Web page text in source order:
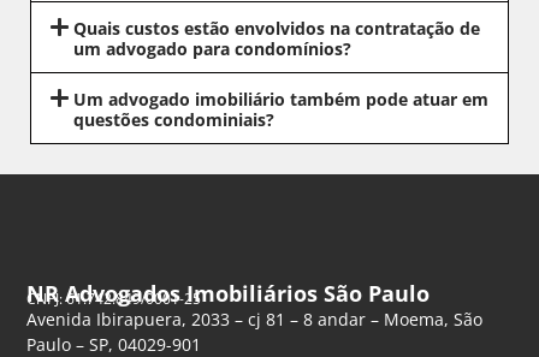
Quais custos estão envolvidos na contratação de
um advogado para condomínios?
Um advogado imobiliário também pode atuar em
questões condominiais?
NR Advogados Imobiliários São Paulo
CNPJ: 61.742.849/0001-25
Avenida Ibirapuera, 2033 – cj 81 – 8 andar – Moema, São
Paulo – SP, 04029-901